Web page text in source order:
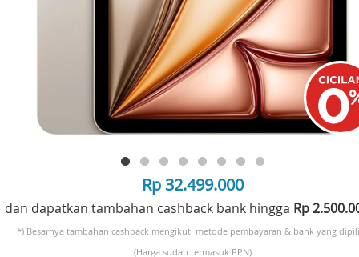
Rp 32.499.000
dan dapatkan tambahan cashback bank hingga Rp
*) Besarnya tambahan cashback mengikuti metode pembayaran & bank yang
(Harga sudah termasuk PPN)